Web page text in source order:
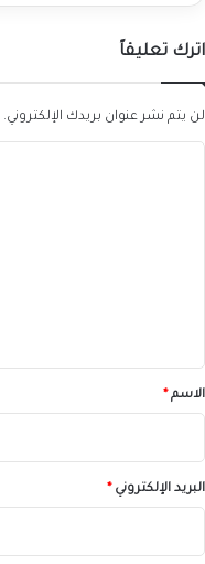
اترك تعليقاً
لن يتم نشر عنوان بريدك الإلكتروني.
*الاسم *
البريد الإلكتروني *